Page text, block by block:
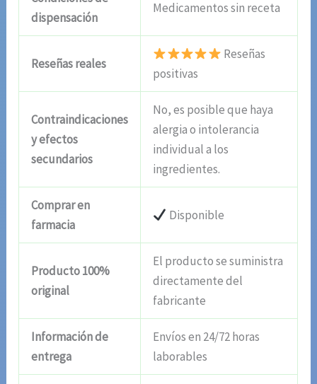
dispensación
Medicamentos sin receta
Reseñas reales
Reseñas
positivas
Contraindicaciones
y efectos
secundarios
No, es posible que haya
alergia o intolerancia
individual a los
ingredientes.
Comprar en
farmacia
Disponible
Producto 100%
original
El producto se suministra
directamente del
fabricante
Información de
entrega
Envíos en 24/72 horas
laborables